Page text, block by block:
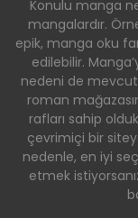
Konulu manga
mangalardır.
epik, manga oku
edilebilir.
nedeni de
roman
rafları sahip
çevrimiçi bir
nedenle, en iyi
etmek